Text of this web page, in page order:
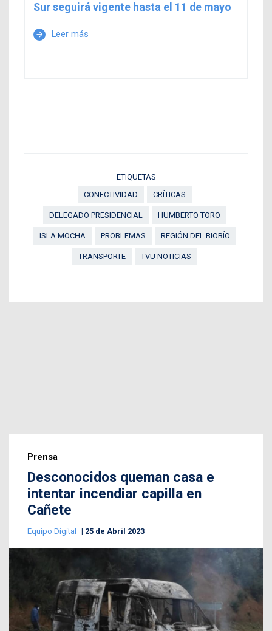
Sur seguirá vigente hasta el 11 de mayo
arrow_forward Leer más
ETIQUETAS
CONECTIVIDAD
CRÍTICAS
DELEGADO PRESIDENCIAL HUMBERTO TORO
ISLA MOCHA PROBLEMAS REGIÓN DEL BIOBÍO
TRANSPORTE TVU NOTICIAS
Prensa
Desconocidos queman casa e
intentar incendiar capilla en
Cañete
Equipo Digital 25 de Abril 2023